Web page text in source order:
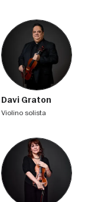
Davi Graton
violino solista